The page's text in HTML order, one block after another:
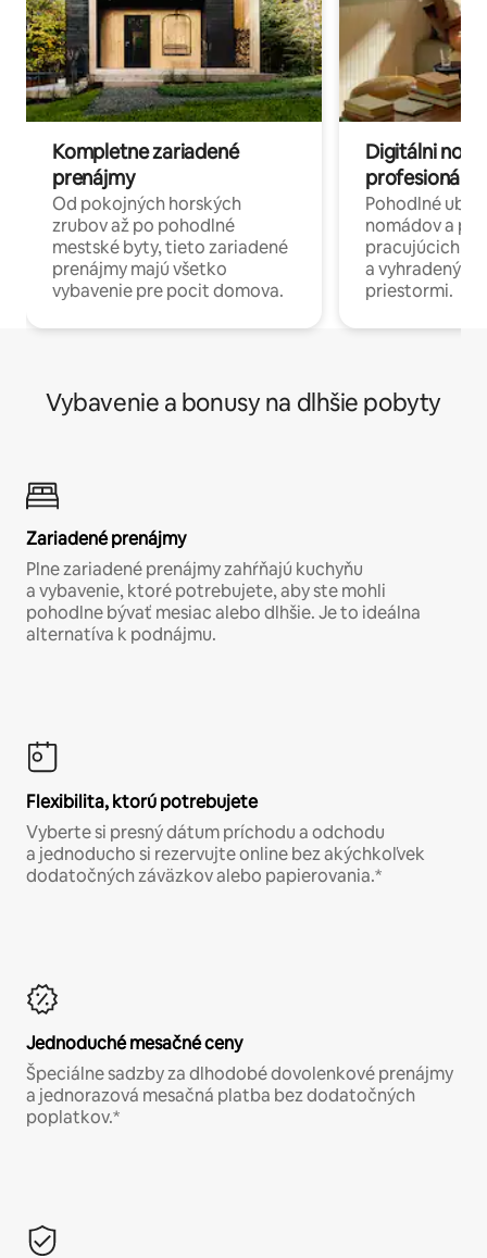
Kompletne zariadené
prenájmy
Od pokojných horských
zrubov až po pohodlné
mestské byty, tieto zariadené
prenájmy majú všetko
vybavenie pre pocit domova.
Digitálni
profesionáli
Pohodlné
nomádov a
pracujúcich
a
priestormi.
Vybavenie a bonusy na dlhšie pobyty
Zariadené prenájmy
Plne zariadené prenájmy zahŕňajú kuchyňu
a vybavenie, ktoré potrebujete, aby ste mohli
pohodlne bývať mesiac alebo dlhšie. Je to ideálna
alternatíva k podnájmu.
Flexibilita, ktorú potrebujete
Vyberte si presný dátum príchodu a odchodu
a jednoducho si rezervujte online bez akýchkoľvek
dodatočných záväzkov alebo papierovania.*
Jednoduché mesačné ceny
Špeciálne sadzby za dlhodobé dovolenkové prenájmy
a jednorazová mesačná platba bez dodatočných
poplatkov.*